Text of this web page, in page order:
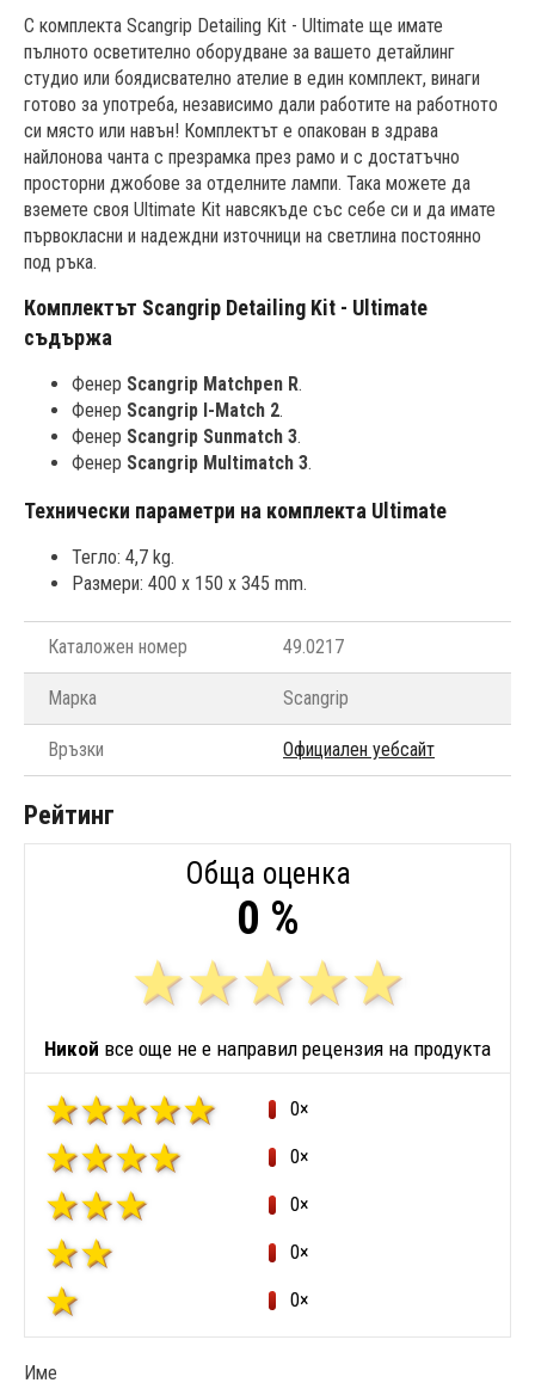
С комплекта Scangrip Detailing Kit - Ultimate ще имате
пълното осветително оборудване за вашето детайлинг
студио или боядисвателно ателие в един комплект, винаги
готово за употреба, независимо дали работите на работното
си място или навън! Комплектът е опакован в здрава
найлонова чанта с презрамка през рамо и с достатъчно
просторни джобове за отделните лампи. Така можете да
вземете своя Ultimate Kit навсякъде със себе си и да имате
първокласни и надеждни източници на светлина постоянно
под ръка.
Комплектът Scangrip Detailing Kit - Ultimate
съдържа
Фенер Scangrip Matchpen R.
Фенер Scangrip I-Match 2.
Фенер Scangrip Sunmatch 3.
Фенер Scangrip Multimatch 3.
Технически параметри на комплекта Ultimate
Тегло: 4,7 kg.
Размери: 400 x 150 x 345 mm.
Каталожен номер 49.0217
Марка Scangrip
Връзки Официален уебсайт
Рейтинг
Обща оценка
0 %
Никой все още не е направил рецензия на продукта
0×
0×
0×
0×
0×
Име